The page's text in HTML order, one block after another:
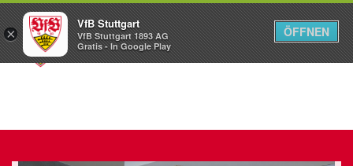
Menü
×
VfB Stuttgart
VfB Stuttgart 1893 AG
Gratis - In Google Play
ÖFFNEN